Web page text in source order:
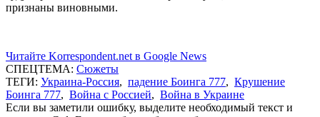
признаны виновными.
Читайте Korrespondent.net в Google News
СПЕЦТЕМА: Сюжеты
ТЕГИ: Украина-Россия, падение Боинга 777, Крушение
Боинга 777, Война с Россией, Война в Украине
Если вы заметили ошибку, выделите необходимый текст и